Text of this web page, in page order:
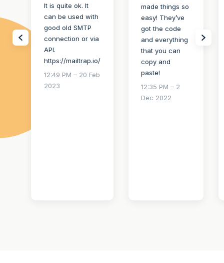
It is quite ok. It
can be used with
good old SMTP
connection or via
API.
https://mailtrap.io/
12:49 PM – 20 Feb
2023
made things so
easy! They’ve
got the code
and everything
that you can
copy and
paste!
12:35 PM – 2
Dec 2022